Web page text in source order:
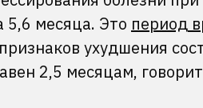
5,6 месяца. Это период
ухудшения
2,5 месяцам,